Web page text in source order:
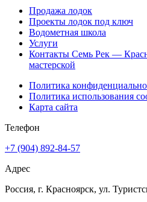
Продажа лодок
Проекты лодок под ключ
Водометная школа
Услуги
Контакты Семь Рек —
мастерской
Политика
Политика использования
Карта сайта
Телефон
+7 (904) 892-84-57
Адрес
Россия, г. Красноярск, ул.